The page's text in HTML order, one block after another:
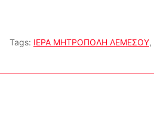
Tags: ΙΕΡΑ ΜΗΤΡΟΠΟΛΗ ΛΕΜΕΣΟΥ,